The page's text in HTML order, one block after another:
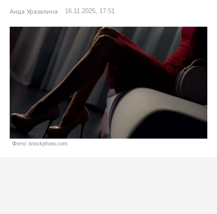
Аида Уразалина 16.11.2025, 17:51
Фото: istockphoto.com